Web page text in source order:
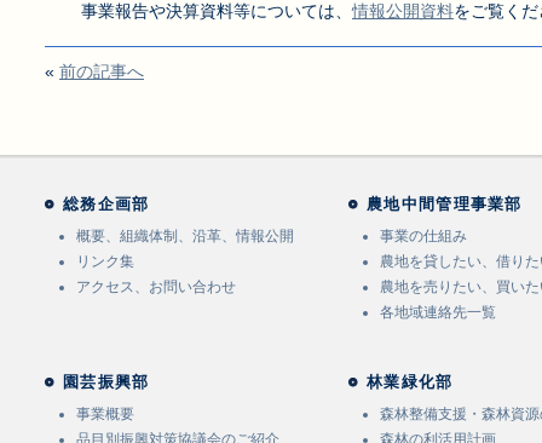
事業報告や決算資料等については、情報公開資料をご覧く
« 前の記事へ
総務企画部
概要、組織体制、沿革、情報公開
リンク集
アクセス、お問い合わせ
園芸振興部
事業概要
農地中間管理事業部
事業の仕組み
農地を貸したい、借り
農地を売りたい、買い
各地域連絡先一覧
林業緑化部
森林整備支援・森林資